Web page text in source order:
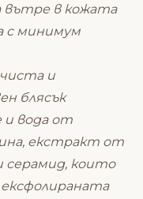
вътре в кожата
с минимум
и
блясък
и вода от
екстракт от
серамид, които